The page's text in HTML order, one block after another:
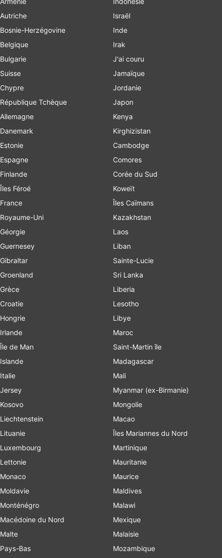
Autriche
Bosnie-Herzégovine
Belgique
Bulgarie
Suisse
Chypre
République Tchèque
Allemagne
Danemark
Estonie
Espagne
Finlande
Îles Féroé
France
Royaume-Uni
Géorgie
Guernesey
Gibraltar
Groenland
Grèce
Croatie
Hongrie
Irlande
Île de Man
Islande
Italie
Jersey
Kosovo
Liechtenstein
Lituanie
Luxembourg
Lettonie
Monaco
Moldavie
Monténégro
Macédoine du Nord
Malte
Pays-Bas
Israël
Inde
Irak
J'ai couru
Jamaïque
Jordanie
Japon
Kenya
Kirghizistan
Cambodge
Comores
Corée du Sud
Koweït
Îles Caïmans
Kazakhstan
Laos
Liban
Sainte-Lucie
Sri Lanka
Liberia
Lesotho
Libye
Maroc
Saint-Martin île
Madagascar
Mali
Myanmar (ex-Birmanie)
Mongolie
Macao
Îles Mariannes du Nord
Martinique
Mauritanie
Maurice
Maldives
Malawi
Mexique
Malaisie
Mozambique